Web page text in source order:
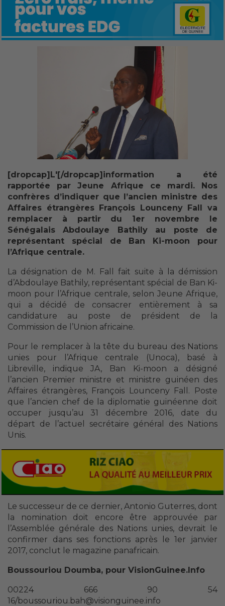
[dropcap]L'[/dropcap]information a été
rapportée par Jeune Afrique ce mardi. Nos
confrères d’indiquer que l’ancien ministre des
Affaires étrangères François Lounceny Fall va
remplacer à partir du 1er novembre le
Sénégalais Abdoulaye Bathily au poste de
représentant spécial de Ban Ki-moon pour
l’Afrique centrale.
La désignation de M. Fall fait suite à la démission
d’Abdoulaye Bathily, représentant spécial de Ban Ki-
moon pour l’Afrique centrale, selon Jeune Afrique,
qui a décidé de consacrer entièrement à sa
candidature au poste de président de la
Commission de l’Union africaine.
Pour le remplacer à la tête du bureau des Nations
unies pour l’Afrique centrale (Unoca), basé à
Libreville, indique JA, Ban Ki-moon a désigné
l’ancien Premier ministre et ministre guinéen des
Affaires étrangères, François Lounceny Fall. Poste
que l’ancien chef de la diplomatie guinéenne doit
occuper jusqu’au 31 décembre 2016, date du
départ de l’actuel secrétaire général des Nations
Unis.
Le successeur de ce dernier, Antonio Guterres, dont
la nomination doit encore être approuvée par
l’Assemblée générale des Nations unies, devrait le
confirmer dans ses fonctions après le 1er janvier
2017, conclut le magazine panafricain.
Boussouriou Doumba, pour VisionGuinee.Info
00224 666 90 54
16/boussouriou.bah@visionguinee.info